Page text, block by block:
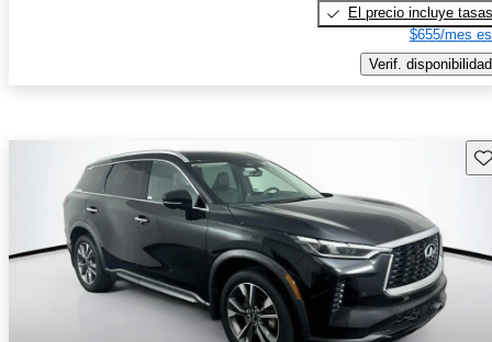
El precio incluye tasas
$655/mes
Verif. disponibilidad